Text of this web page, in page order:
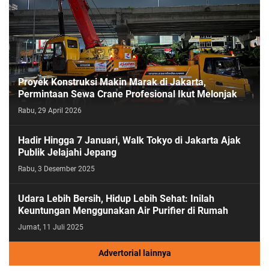
Proyek Konstruksi Makin Marak di Jakarta,
Permintaan Sewa Crane Profesional Ikut Melonjak
Rabu, 29 April 2026
Hadir Hingga 7 Januari, Walk Tokyo di Jakarta Ajak
Publik Jelajahi Jepang
Rabu, 3 Desember 2025
Udara Lebih Bersih, Hidup Lebih Sehat: Inilah
Keuntungan Menggunakan Air Purifier di Rumah
Jumat, 11 Juli 2025
Advertorial lainnya